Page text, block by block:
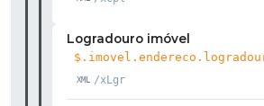
Logradouro imóvel
/xLgr